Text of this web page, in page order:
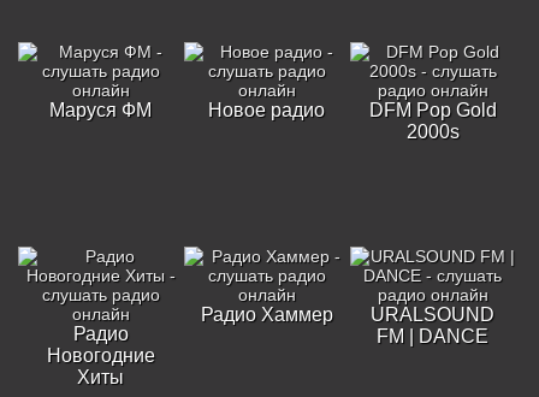
Маруся ФМ Новое радио
DFM Pop Gold
2000s
Радио
Новогодние
Хиты
Радио Хаммер
URALSOUND
FM | DANCE